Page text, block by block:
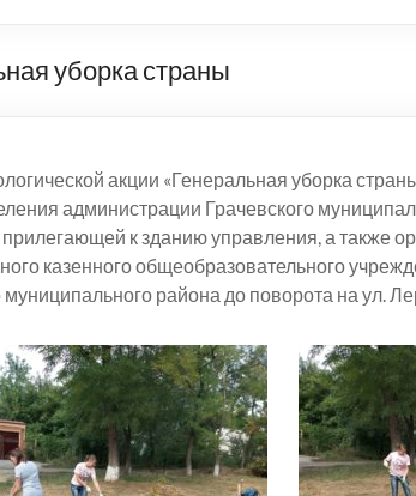
уборка страны
акции «Генеральная уборка
администрации Грачевского
к зданию управления, а также
казенного общеобразовательного
муниципального района до поворота на ул.